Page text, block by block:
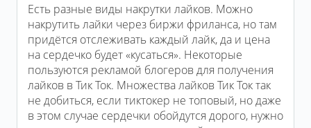
Есть разные виды накрутки лайков. Можно
накрутить лайки через биржи фриланса, но там
придётся отслеживать каждый лайк, да и цена
на сердечко будет «кусаться». Некоторые
пользуются рекламой блогеров для получения
лайков в Тик Ток. Множества лайков Тик Ток так
не добиться, если тиктокер не топовый, но даже
в этом случае сердечки обойдутся дорого, нужно